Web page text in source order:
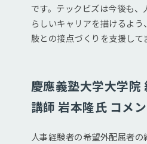
です。テックビズは今後も
らしいキャリアを描けるよ
肢との接点づくりを支援して
慶應義塾大学大学院
講師 岩本隆氏 コメ
人事経験者の希望外配属者